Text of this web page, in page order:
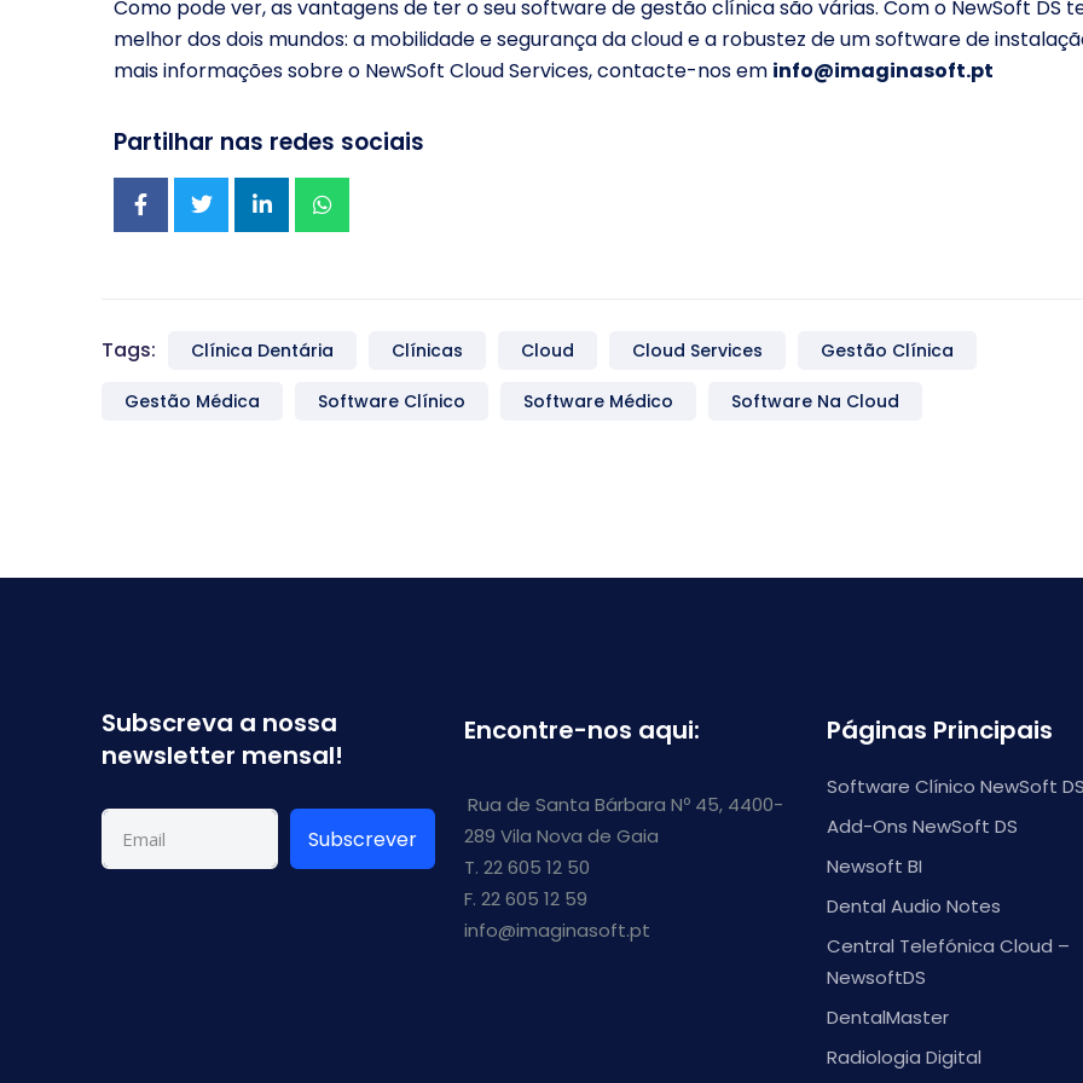
Como pode ver, as vantagens de ter o seu software de gestão clínica são várias. Com o NewSoft DS
melhor dos dois mundos: a mobilidade e segurança da cloud e a robustez de um software de
mais informações sobre o NewSoft Cloud Services, contacte-nos em info@imaginasoft.pt
Partilhar nas redes sociais
Tags: Clínica Dentária Clínicas Cloud Cloud Services Gestão Clínica
Gestão Médica Software Clínico Software Médico Software Na Cloud
Subscreva a nossa
newsletter mensal!
Subscrever
Encontre-nos aqui:
Rua de Santa Bárbara Nº 45, 4400-
289 Vila Nova de Gaia
T. 22 605 12 50
F. 22 605 12 59
info@imaginasoft.pt
Páginas Principais
Software Clínico NewSoft DS
Add-Ons NewSoft DS
Newsoft BI
Dental Audio Notes
Central Telefónica Cloud –
NewsoftDS
DentalMaster
Radiologia Digital